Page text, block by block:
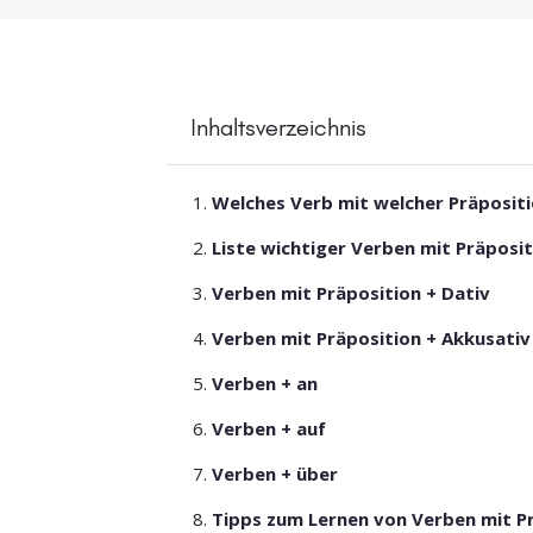
Inhaltsverzeichnis
Welches Verb mit welcher
Liste wichtiger Verben mit
Verben mit Präposition + Dativ
Verben mit Präposition + Akkusativ
Verben + an
Verben + auf
Verben + über
Tipps zum Lernen von Verben mit